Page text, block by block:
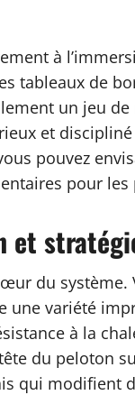
à
tableaux de
un jeu
et
pouvez
pour
du
variété
à la
du peloton
qui modifient